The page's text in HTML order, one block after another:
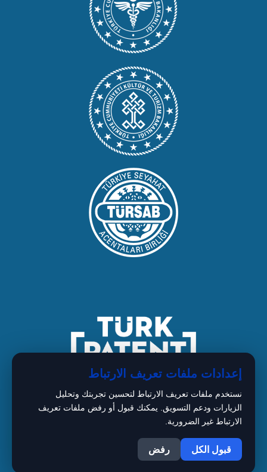
Copyright © 2026 BIMARISTAN
Istanbul
إعدادات ملفات تعريف الارتباط
نستخدم ملفات تعريف الارتباط لتحسين تجربتك وتحليل
الزيارات ودعم التسويق. يمكنك قبول أو رفض ملفات تعريف
الارتباط غير الضرورية.
قبول الكل رفض